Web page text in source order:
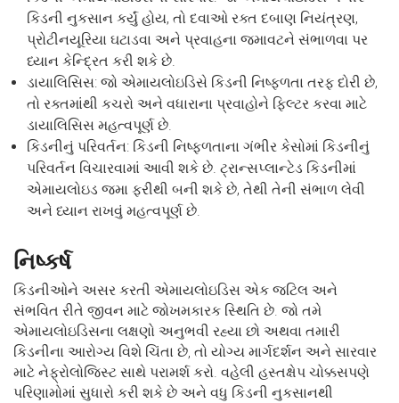
કિડની નુકસાન કર્યું હોય, તો દવાઓ રક્ત દબાણ નિયંત્રણ,
પ્રોટીનયૂરિયા ઘટાડવા અને પ્રવાહના જમાવટને સંભાળવા પર
ધ્યાન કેન્દ્રિત કરી શકે છે.
ડાયાલિસિસ: જો એમાયલોઇડિસે કિડની નિષ્ફળતા તરફ દોરી છે,
તો રક્તમાંથી કચરો અને વધારાના પ્રવાહોને ફિલ્ટર કરવા માટે
ડાયાલિસિસ મહત્વપૂર્ણ છે.
કિડનીનું પરિવર્તન: કિડની નિષ્ફળતાના ગંભીર કેસોમાં કિડનીનું
પરિવર્તન વિચારવામાં આવી શકે છે. ટ્રાન્સપ્લાન્ટેડ કિડનીમાં
એમાયલોઇડ જમા ફરીથી બની શકે છે, તેથી તેની સંભાળ લેવી
અને ધ્યાન રાખવું મહત્વપૂર્ણ છે.
નિષ્કર્ષ
કિડનીઓને અસર કરતી એમાયલોઇડિસ એક જટિલ અને
સંભવિત રીતે જીવન માટે જોખમકારક સ્થિતિ છે. જો તમે
એમાયલોઇડિસના લક્ષણો અનુભવી રહ્યા છો અથવા તમારી
કિડનીના આરોગ્ય વિશે ચિંતા છે, તો યોગ્ય માર્ગદર્શન અને સારવાર
માટે નેફ્રોલોજિસ્ટ સાથે પરામર્શ કરો. વહેલી હસ્તક્ષેપ ચોક્કસપણે
પરિણામોમાં સુધારો કરી શકે છે અને વધુ કિડની નુકસાનથી